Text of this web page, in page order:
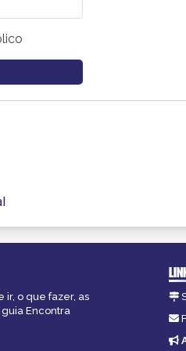
ir, o que fazer, as
Encontra